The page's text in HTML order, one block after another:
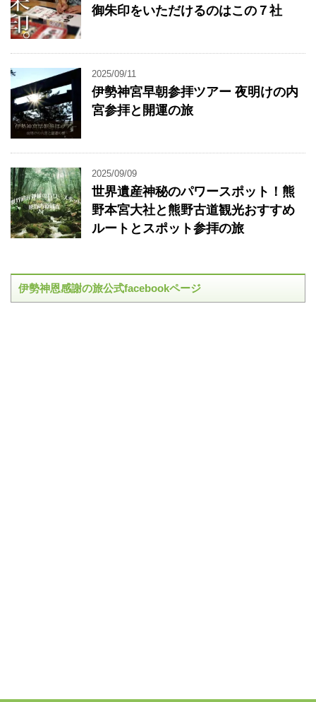
御朱印をいただけるのはこの７社
2025/09/11
伊勢神宮早朝参拝ツアー 夜明けの内
宮参拝と開運の旅
2025/09/09
世界遺産神秘のパワースポット！熊
野本宮大社と熊野古道観光おすすめ
ルートとスポット参拝の旅
伊勢神恩感謝の旅公式facebookページ